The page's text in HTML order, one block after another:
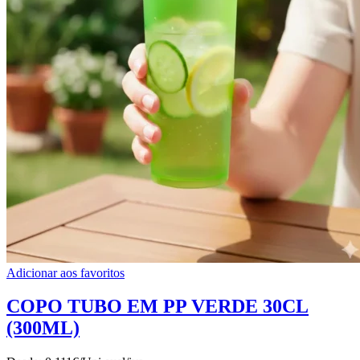
Adicionar aos favoritos
COPO TUBO EM PP VERDE 30CL
(300ML)